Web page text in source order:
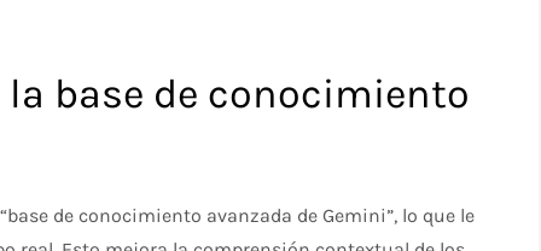
base de conocimiento
de conocimiento avanzada de Gemini”, lo que le